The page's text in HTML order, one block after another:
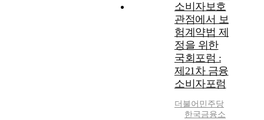
소비자보호
관점에서 보
험계약법 제
정을 위한
국회포럼 :
제21차 금융
소비자포럼
더불어민주당
한국금융소